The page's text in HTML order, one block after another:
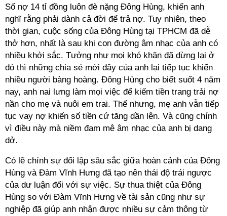
Số nợ 14 tỉ đồng luôn đè nặng Đông Hùng, khiến anh
nghĩ rằng phải dành cả đời để trả nợ. Tuy nhiên, theo
thời gian, cuộc sống của Đông Hùng tại TPHCM đã dễ
thở hơn, nhất là sau khi con đường âm nhạc của anh có
nhiều khởi sắc. Tưởng như mọi khó khăn đã dừng lại ở
đó thì những chia sẻ mới đây của anh lại tiếp tục khiến
nhiều người bàng hoàng. Đông Hùng cho biết suốt 4 năm
nay, anh nai lưng làm mọi việc để kiếm tiền trang trải nợ
nần cho mẹ và nuôi em trai. Thế nhưng, mẹ anh vẫn tiếp
tục vay nợ khiến số tiền cứ tăng dần lên. Và cũng chính
vì điều này mà niềm đam mê âm nhạc của anh bị dang
dở.
Có lẽ chính sự đối lập sâu sắc giữa hoàn cảnh của Đông
Hùng và Đàm Vĩnh Hưng đã tạo nên thái độ trái ngược
của dư luận đối với sự việc. Sự thua thiệt của Đông
Hùng so với Đàm Vĩnh Hưng về tài sản cũng như sự
nghiệp đã giúp anh nhận được nhiều sự cảm thông từ